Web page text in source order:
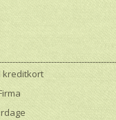
kreditkort